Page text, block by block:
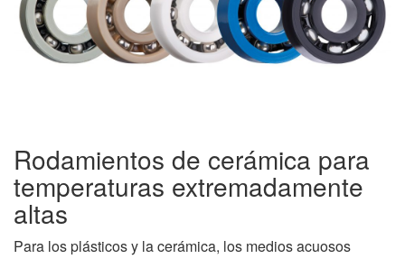
Rodamientos de cerámica para
temperaturas extremadamente
altas
Para los plásticos y la cerámica, los medios acuosos